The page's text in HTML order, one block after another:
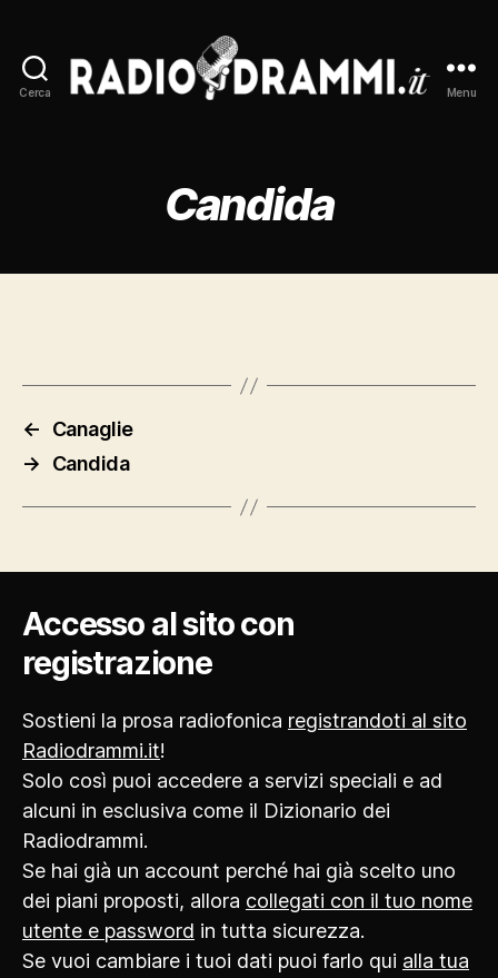
Cerca Menu
Candida
←
Canaglie
→
Candida
Accesso al sito con
registrazione
Sostieni la prosa radiofonica registrandoti al sito
Radiodrammi.it!
Solo così puoi accedere a servizi speciali e ad
alcuni in esclusiva come il Dizionario dei
Radiodrammi.
Se hai già un account perché hai già scelto uno
dei piani proposti, allora collegati con il tuo nome
utente e password in tutta sicurezza.
Se vuoi cambiare i tuoi dati puoi farlo qui alla tua